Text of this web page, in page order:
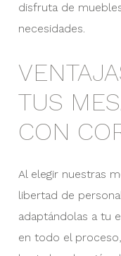
disfruta de
necesidades.
TUS
CON
Al elegir nuestras
libertad de
adaptándolas a tu
en todo el